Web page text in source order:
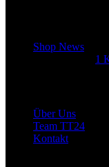
Shop News
1
Über Uns
Team TT24
Kontakt